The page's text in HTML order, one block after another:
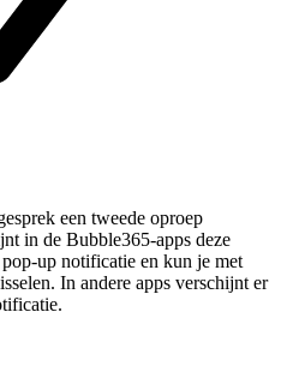
een tweede oproep
in de Bubble365-apps deze
up notificatie en kun je met
In andere apps verschijnt er